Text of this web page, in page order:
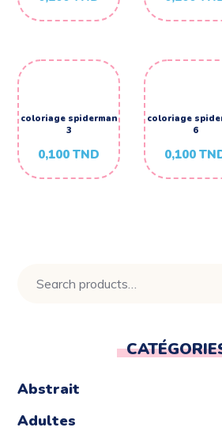
coloriage spiderman
3
0,100TND
coloriage
6
0,100
Abstrait
Adultes